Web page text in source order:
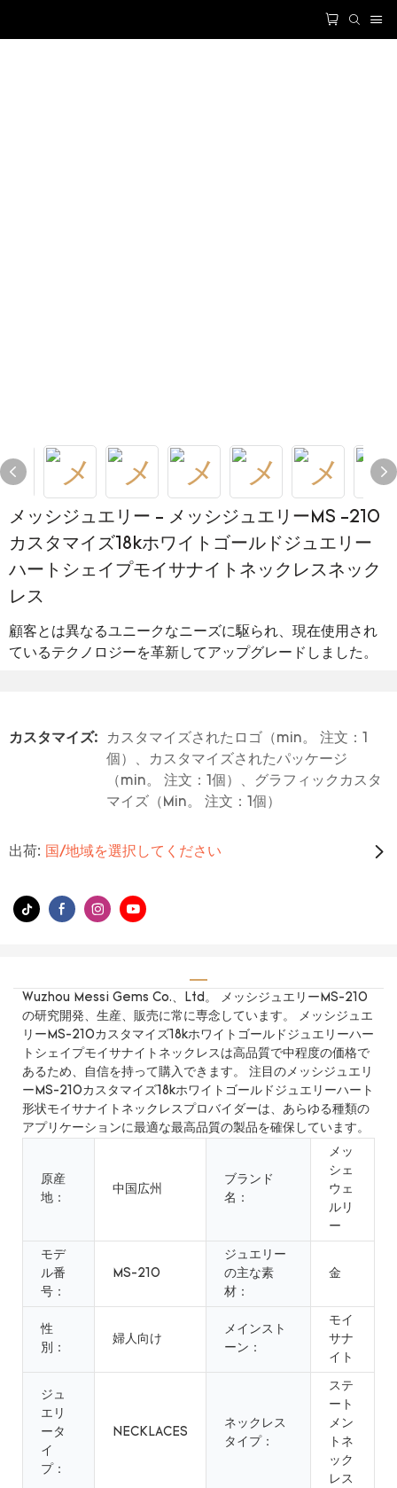
メッシジュエリー - メッシジュエリーMS -210
カスタマイズ18kホワイトゴールドジュエリー
ハートシェイプモイサナイトネックレスネック
レス
顧客とは異なるユニークなニーズに駆られ、現在使用され
ているテクノロジーを革新してアップグレードしました。
カスタマイズ:
カスタマイズされたロゴ（min。 注文：1
個）、カスタマイズされたパッケージ
（min。 注文：1個）、グラフィックカスタ
マイズ（Min。 注文：1個）
出荷: 国/地域を選択してください
Wuzhou Messi Gems Co.、Ltd。 メッシジュエリーMS-210
の研究開発、生産、販売に常に専念しています。 メッシジュエ
リーMS-210カスタマイズ18kホワイトゴールドジュエリーハー
トシェイプモイサナイトネックレスは高品質で中程度の価格で
あるため、自信を持って購入できます。 注目のメッシジュエリ
ーMS-210カスタマイズ18kホワイトゴールドジュエリーハート
形状モイサナイトネックレスプロバイダーは、あらゆる種類の
アプリケーションに最適な最高品質の製品を確保しています。
原産
地：
中国広州
ブランド
名：
メッ
シェ
ウェ
ルリ
ー
モデ
ル番
号：
MS-210
ジュエリー
の主な素
材：
金
性
別：
婦人向け
メインスト
ーン：
モイ
サナ
イト
ジュ
エリ
ータ
イ
プ：
NECKLACES
ネックレス
タイプ：
ステ
ート
メン
トネ
ック
レス